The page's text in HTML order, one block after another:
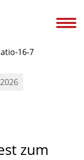
Aktuelles
zum